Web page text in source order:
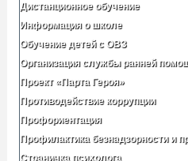
Дистанционное обучение
Информация о школе
Обучение детей с ОВЗ
Организация службы ранней
Проект «Парта Героя»
Противодействие коррупции
Профориентация
Профилактика безнадзорности и
Страничка психолога